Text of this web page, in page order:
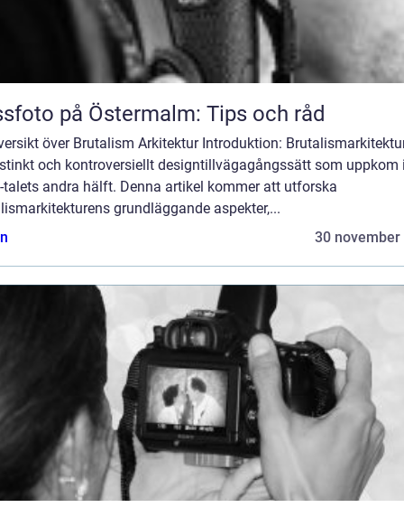
på Östermalm: Tips och råd
över Brutalism Arkitektur Introduktion:
och kontroversiellt designtillvägagångssätt som uppkom
talets andra hälft. Denna artikel kommer att utforska
grundläggande aspekter,...
30 november